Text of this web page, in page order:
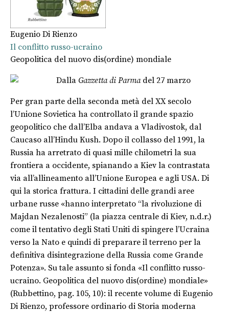
Eugenio Di Rienzo
Il conflitto russo-ucraino
Geopolitica del nuovo dis(ordine) mondiale
Dalla Gazzetta di Parmadel 27 marzo
Per gran parte della seconda metà del XX secolo
l’Unione Sovietica ha controllato il grande spazio
geopolitico che dall’Elba andava a Vladivostok, dal
Caucaso all’Hindu Kush. Dopo il collasso del 1991, la
Russia ha arretrato di quasi mille chilometri la sua
frontiera a occidente, spianando a Kiev la contrastata
via all’allineamento all’Unione Europea e agli USA. Di
qui la storica frattura. I cittadini delle grandi aree
urbane russe «hanno interpretato “la rivoluzione di
Majdan Nezalenosti” (la piazza centrale di Kiev, n.d.r.)
come il tentativo degli Stati Uniti di spingere l’Ucraina
verso la Nato e quindi di preparare il terreno per la
definitiva disintegrazione della Russia come Grande
Potenza». Su tale assunto si fonda «Il conflitto russo-
ucraino. Geopolitica del nuovo dis(ordine) mondiale»
(Rubbettino, pag. 105, 10): il recente volume di Eugenio
Di Rienzo, professore ordinario di Storia moderna